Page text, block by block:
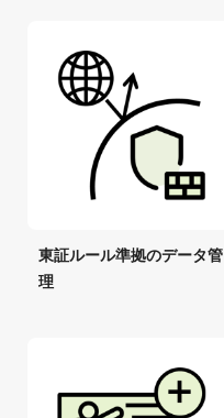
東証ルール準拠のデータ管
理